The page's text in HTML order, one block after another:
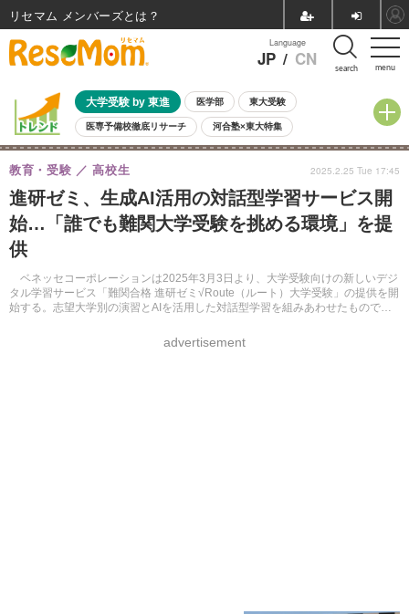
menu
Language
JP / CN search
大学受験 by 東進 医学部 東大受験
医専予備校徹底リサーチ 河合塾×東大特集
親子で考える大学選び 高校受験 中学受験 小学校受験
共通テスト 夏休み
8月開催イベント・WS 全国公立高校 過去問 人気記事
自由研究教材（小学生向け） 自由研究教材（中学生向け） ランキング
進研ゼミ、生成AI活用の対話型学習サービス開
始…「誰でも難関大学受験を挑める環境」を提
供
ベネッセコーポレーションは2025年3月3日より、大学受験向けの新しいデジ
タル学習サービス「難関合格 進研ゼミ√Route（ルート）大学受験」の提供を開
始する。志望大学別の演習とAIを活用した対話型学習を組みあわせたもので、
教育・受験 高校生
advertisement
2025.2.25 Tue 17:45
リセマム メンバーズ